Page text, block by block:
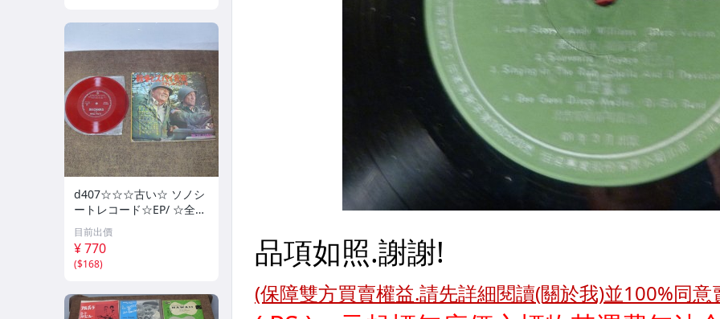
d407☆☆☆古い☆ ソノシ
ートレコード☆EP/ ☆全3
枚
目前出價
¥ 770
($168)